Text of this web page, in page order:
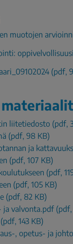
muotojen
(pdf,
liitetiedosto (pdf,
(pdf, 98 KB)
ja
(pdf, 107 KB)
(pdf,
(pdf, 105 KB)
(pdf, 82 KB)
valvonta.pdf (pdf,
143 KB)
, opetus- ja